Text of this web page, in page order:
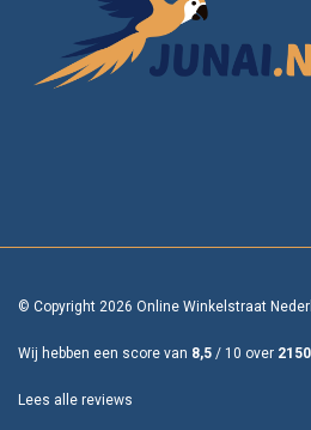
© Copyright 2026 Online Winkelstraat
Wij hebben een score van 8,5 / 10 over
Lees alle reviews